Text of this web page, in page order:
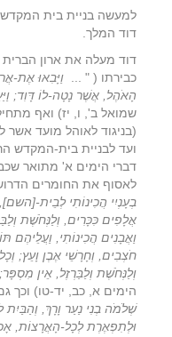
למעשה בניית בית
דוד המלך.
דוד מעלה את ארון
כבירתו ( " ... וַיָּבִאוּ אֶת-
הָאֹהֶל, אֲשֶׁר נָטָה-לוֹ דָּוִד;
שמואל ב', ו, יז) ואף
(בניגוד לאוהל מועד אשר
ועד לבניית בית-המקדש
דברי הימים א' מתואר
לאסוף את החומרים
בְעָנְיִי הֲכִינוֹתִי לְבֵית-
אֲלָפִים כִּכָּרִים, וְלַנְּחֹשֶׁת
וַאֲבָנִים הֲכִינוֹתִי, וַעֲלֵיהֶם
חֹצְבִים, וְחָרָשֵׁי אֶבֶן וָעֵץ;
וְלַנְּחֹשֶׁת וְלַבַּרְזֶל, אֵין
הימים א, כב, יד-טו) וכך
שְׁלֹמֹה בְנִי נַעַר וָרָךְ,
וּלְתִפְאֶרֶת לְכָל-הָאֲרָצוֹת,